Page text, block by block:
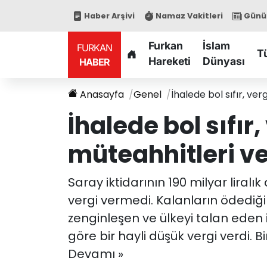
Haber Arşivi Namaz Vakitleri
FURKAN
HABER
Furkan
Hareketi
İslam
Dünyası
Anasayfa Genel İhalede bol sıfır,
İhalede bol
müteahhitleri
Saray iktidarının 190 milyar
vergi vermedi. Kalanların
zenginleşen ve ülkeyi talan
göre bir hayli düşük vergi verdi.
Devamı »